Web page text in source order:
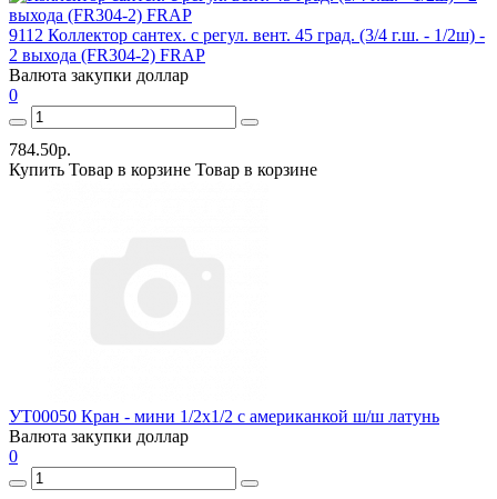
9112 Коллектор сантех. с регул. вент. 45 град. (3/4 г.ш. - 1/2ш) -
2 выхода (FR304-2) FRAP
Валюта закупки доллар
0
784.50р.
Купить Товар в корзине Товар в корзине
УТ00050 Кран - мини 1/2х1/2 с американкой ш/ш латунь
Валюта закупки доллар
0